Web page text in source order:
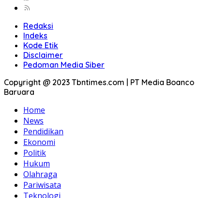
Redaksi
Indeks
Kode Etik
Disclaimer
Pedoman Media Siber
Copyright @ 2023 Tbntimes.com | PT Media Boanco
Baruara
Home
News
Pendidikan
Ekonomi
Politik
Hukum
Olahraga
Pariwisata
Teknologi